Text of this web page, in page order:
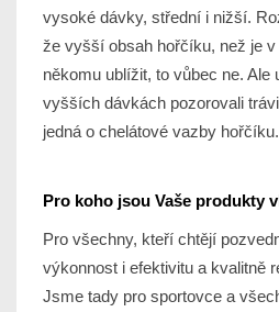
vysoké dávky, střední i nižší.
že vyšší obsah hořčíku, než je
někomu ublížit, to vůbec ne. Ale
vyšších dávkách pozorovali
jedná o chelátové vazby hořčíku.
Pro koho jsou Vaše produkty
Pro všechny, kteří chtějí
výkonnost i efektivitu a kvalitně
Jsme tady pro sportovce a